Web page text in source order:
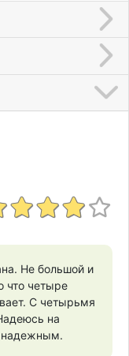
Не большой и
что четыре
С четырьмя
на
надежным.